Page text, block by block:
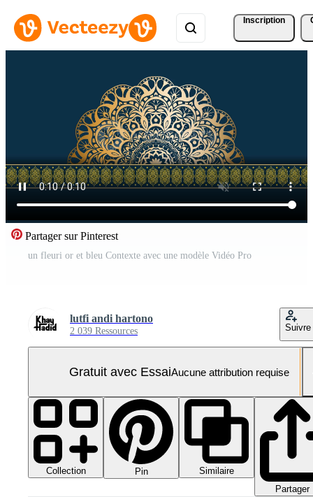
Inscription
Partager sur Pinterest
un fleuri or et bleu Contexte avec une modèle Vidéo Pro
lutfi andi hartono
2 039 Ressources Suivre
Gratuit avec EssaiAucune attribution requise
Collection Pin
Similaire
Partager